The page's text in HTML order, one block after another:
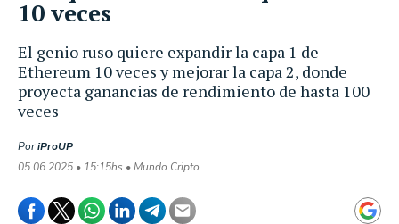
El genio ruso quiere expandir la capa 1 de
Ethereum 10 veces y mejorar la capa 2, donde
proyecta ganancias de rendimiento de hasta 100
veces
PoriProUP
05.06.2025 • 15:15hs • Mundo Cripto
10 veces